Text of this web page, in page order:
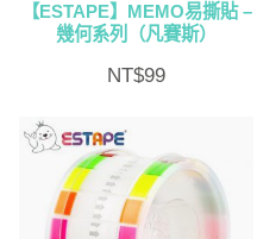
【ESTAPE】MEMO易撕貼 –
幾何系列（凡賽斯）
NT$99